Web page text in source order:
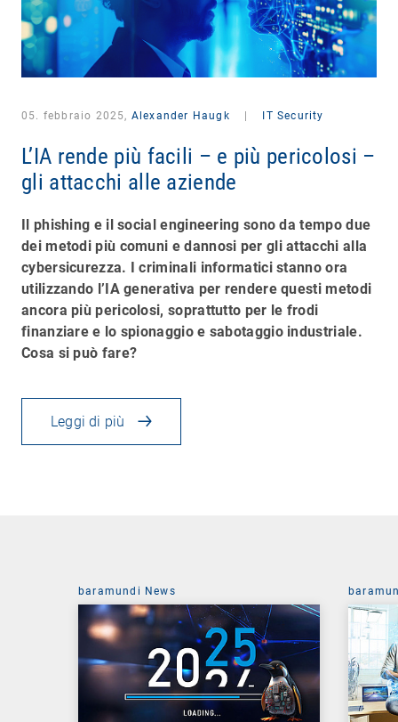
05. febbraio 2025, Alexander Haugk IT Security
L’IA rende più facili – e più pericolosi –
gli attacchi alle aziende
Il phishing e il social engineering sono da tempo due
dei metodi più comuni e dannosi per gli attacchi alla
cybersicurezza. I criminali informatici stanno ora
utilizzando l’IA generativa per rendere questi metodi
ancora più pericolosi, soprattutto per le frodi
finanziare e lo spionaggio e sabotaggio industriale.
Cosa si può fare?
Leggi di più
baramundi News